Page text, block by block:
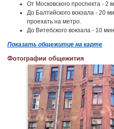
От Московского проспекта - 2
До Балтийского вокзала - 20
проехать на метро.
До Витебского вокзала - 10
Показать общежитие на карте
Фотографии общежития